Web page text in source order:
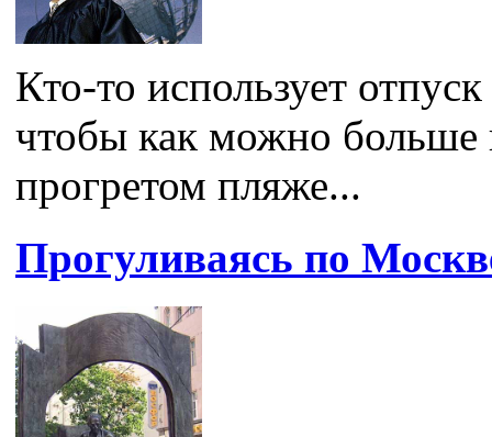
Кто-то использует
чтобы как можно больше
прогретом пляже...
Прогуливаясь по